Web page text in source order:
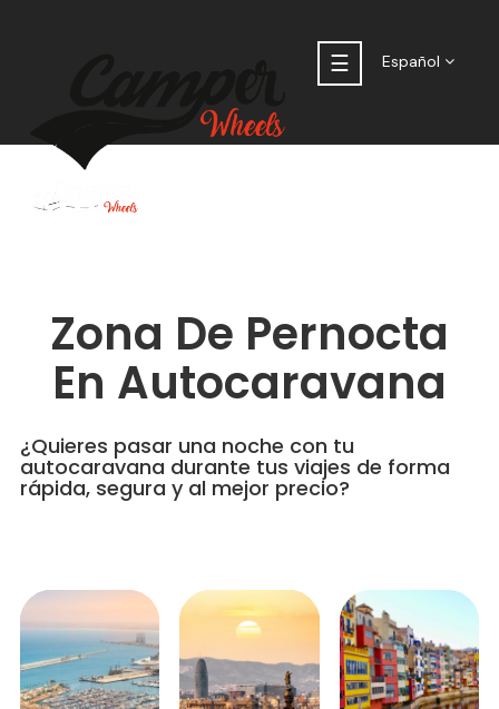
Navegación
de
☰ Español
Zona De Pernocta
En Autocaravana
¿Quieres pasar una noche con tu
autocaravana durante tus viajes de forma
rápida, segura y al mejor precio?